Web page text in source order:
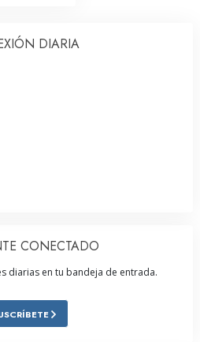
DIARIA
CONECTADO
diarias en tu bandeja de entrada.